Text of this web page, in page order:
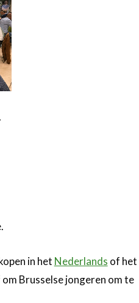
in het Nederlands of het
Brusselse jongeren om te